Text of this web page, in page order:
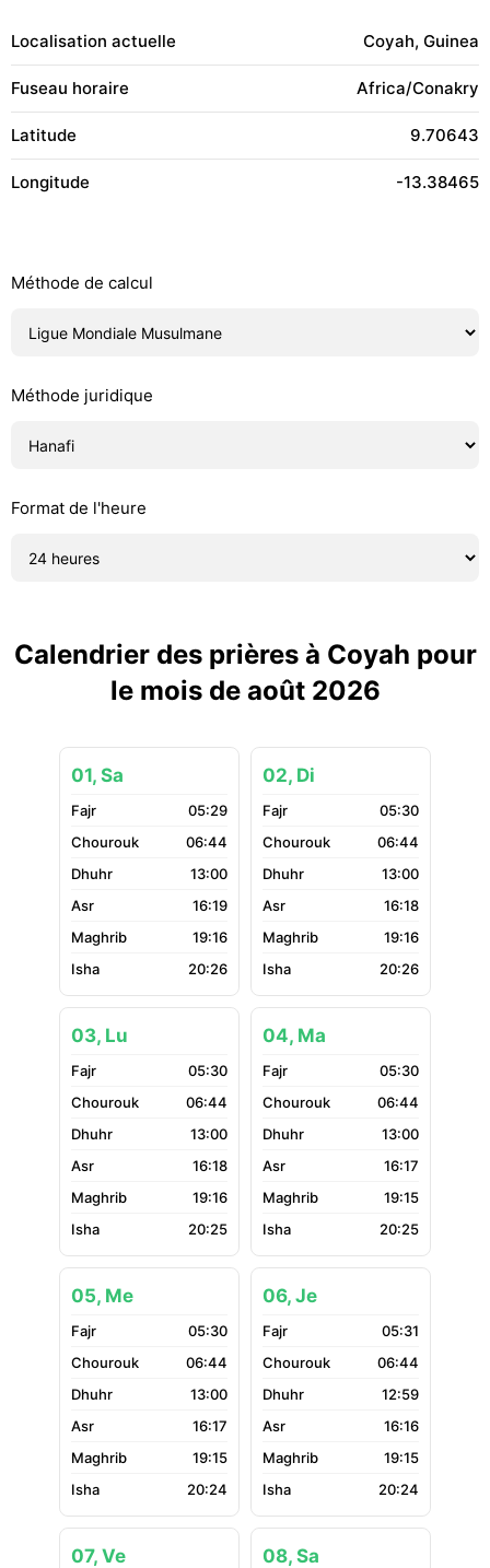
Localisation actuelle Coyah, Guinea
Fuseau horaire Africa/Conakry
Latitude 9.70643
Longitude -13.38465
Méthode de calcul
Méthode juridique
Format de l'heure
Calendrier des prières à Coyah pour
le mois de août 2026
01, Sa
05:29
06:44
13:00
16:19
19:16
20:26
02, Di
05:30
06:44
13:00
16:18
19:16
20:26
03, Lu
05:30
06:44
13:00
16:18
19:16
20:25
04, Ma
05:30
06:44
13:00
16:17
19:15
20:25
05, Me
05:30
06:44
13:00
16:17
19:15
20:24
06, Je
05:31
06:44
12:59
16:16
19:15
20:24
07, Ve 08, Sa